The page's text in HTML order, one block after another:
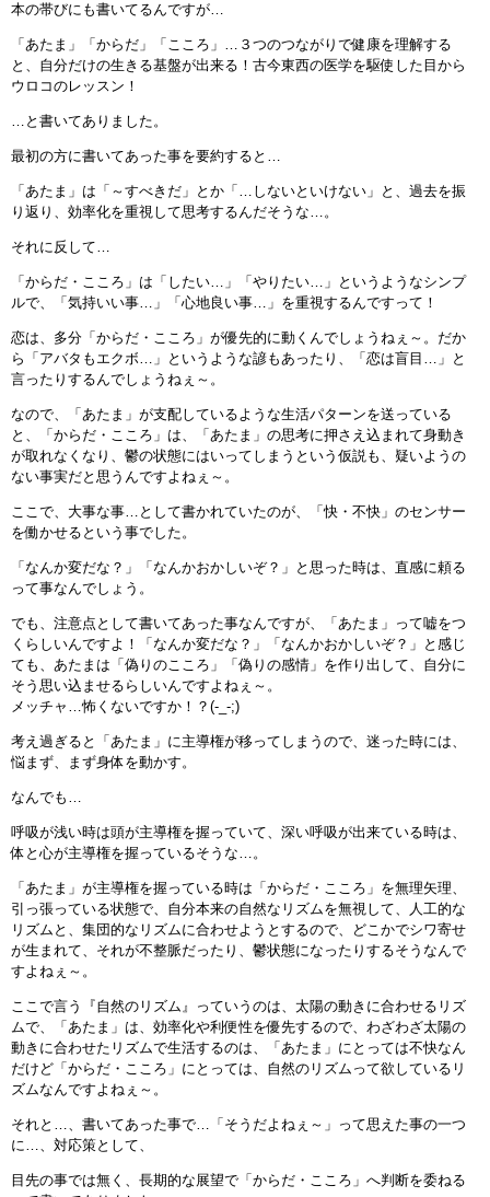
本の帯びにも書いてるんですが…
「あたま」「からだ」「こころ」…３つのつながりで健康を理解する
と、自分だけの生きる基盤が出来る！古今東西の医学を駆使した目から
ウロコのレッスン！
…と書いてありました。
最初の方に書いてあった事を要約すると…
「あたま」は「～すべきだ」とか「…しないといけない」と、過去を振
り返り、効率化を重視して思考するんだそうな…。
それに反して…
「からだ・こころ」は「したい…」「やりたい…」というようなシンプ
ルで、「気持いい事…」「心地良い事…」を重視するんですって！
恋は、多分「からだ・こころ」が優先的に動くんでしょうねぇ～。だか
ら「アバタもエクボ…」というような諺もあったり、「恋は盲目…」と
言ったりするんでしょうねぇ～。
なので、「あたま」が支配しているような生活パターンを送っている
と、「からだ・こころ」は、「あたま」の思考に押さえ込まれて身動き
が取れなくなり、鬱の状態にはいってしまうという仮説も、疑いようの
ない事実だと思うんですよねぇ～。
ここで、大事な事…として書かれていたのが、「快・不快」のセンサー
を働かせるという事でした。
「なんか変だな？」「なんかおかしいぞ？」と思った時は、直感に頼る
って事なんでしょう。
でも、注意点として書いてあった事なんですが、「あたま」って嘘をつ
くらしいんですよ！「なんか変だな？」「なんかおかしいぞ？」と感じ
ても、あたまは「偽りのこころ」「偽りの感情」を作り出して、自分に
そう思い込ませるらしいんですよねぇ～。
メッチャ…怖くないですか！？(-_-;)
考え過ぎると「あたま」に主導権が移ってしまうので、迷った時には、
悩まず、まず身体を動かす。
なんでも…
呼吸が浅い時は頭が主導権を握っていて、深い呼吸が出来ている時は、
体と心が主導権を握っているそうな…。
「あたま」が主導権を握っている時は「からだ・こころ」を無理矢理、
引っ張っている状態で、自分本来の自然なリズムを無視して、人工的な
リズムと、集団的なリズムに合わせようとするので、どこかでシワ寄せ
が生まれて、それが不整脈だったり、鬱状態になったりするそうなんで
すよねぇ～。
ここで言う『自然のリズム』っていうのは、太陽の動きに合わせるリズ
ムで、「あたま」は、効率化や利便性を優先するので、わざわざ太陽の
動きに合わせたリズムで生活するのは、「あたま」にとっては不快なん
だけど「からだ・こころ」にとっては、自然のリズムって欲しているリ
ズムなんですよねぇ～。
それと…、書いてあった事で…「そうだよねぇ～」って思えた事の一つ
に…、対応策として、
目先の事では無く、長期的な展望で「からだ・こころ」へ判断を委ねる